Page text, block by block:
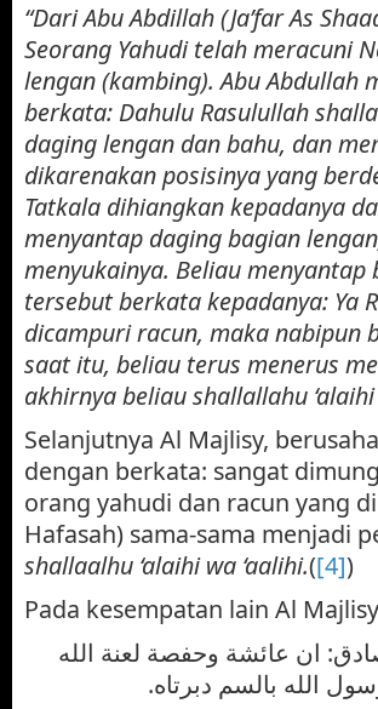
“Dari Abu Abdillah (Ja’far As
Seorang Yahudi telah meracuni
lengan (kambing). Abu Abdullah
berkata: Dahulu Rasulullah
daging lengan dan bahu, dan
dikarenakan posisinya yang
Tatkala dihiangkan kepadanya
menyantap daging bagian
menyukainya. Beliau
tersebut berkata kepadanya: Ya
dicampuri racun, maka nabipun
saat itu, beliau terus menerus
akhirnya beliaushallallahu
Selanjutnya Al Majlisy,
dengan berkata: sangat
orang yahudi dan racun yang
Hafasah) sama-sama menjadi
shallaalhu ‘alaihi wa ‘aalihi.([4])
Pada kesempatan lain Al
ان عائشة وحفصة لعنة الله
الله بالسم دبرتاه.